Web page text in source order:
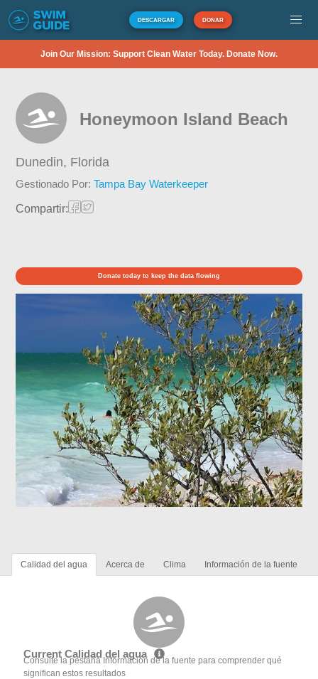
DESCARGAR DONAR
Join Our Mission: Support Clean Water Today. Donate Now.
Honeymoon Island Beach
Dunedin, Florida
Gestionado Por:Tampa Bay Waterkeeper
Compartir:
Donate today to keep the data flowing
Calidad del agua Acerca de Clima Información de la fuente
Current Calidad del agua
Consulte la pestaña Información de la fuente para comprender qué
significan estos resultados